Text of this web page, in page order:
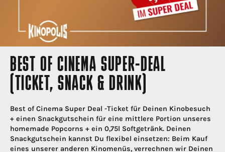
BEST OF CINEMA SUPER-DEAL
(TICKET, SNACK & DRINK)
Best of Cinema Super Deal -Ticket für Deinen Kinobesuch
+ einen Snackgutschein für eine mittlere Portion unseres
homemade Popcorns + ein 0,75l Softgetränk. Deinen
Snackgutschein kannst Du flexibel einsetzen: Beim Kauf
eines unserer anderen Kinomenüs, verrechnen wir Deinen